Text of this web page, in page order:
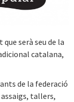
serà seu de la
catalana,
de la federació
tallers,